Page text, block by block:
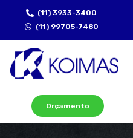
(11) 3933-3400
(11) 99705-7480
Orçamento